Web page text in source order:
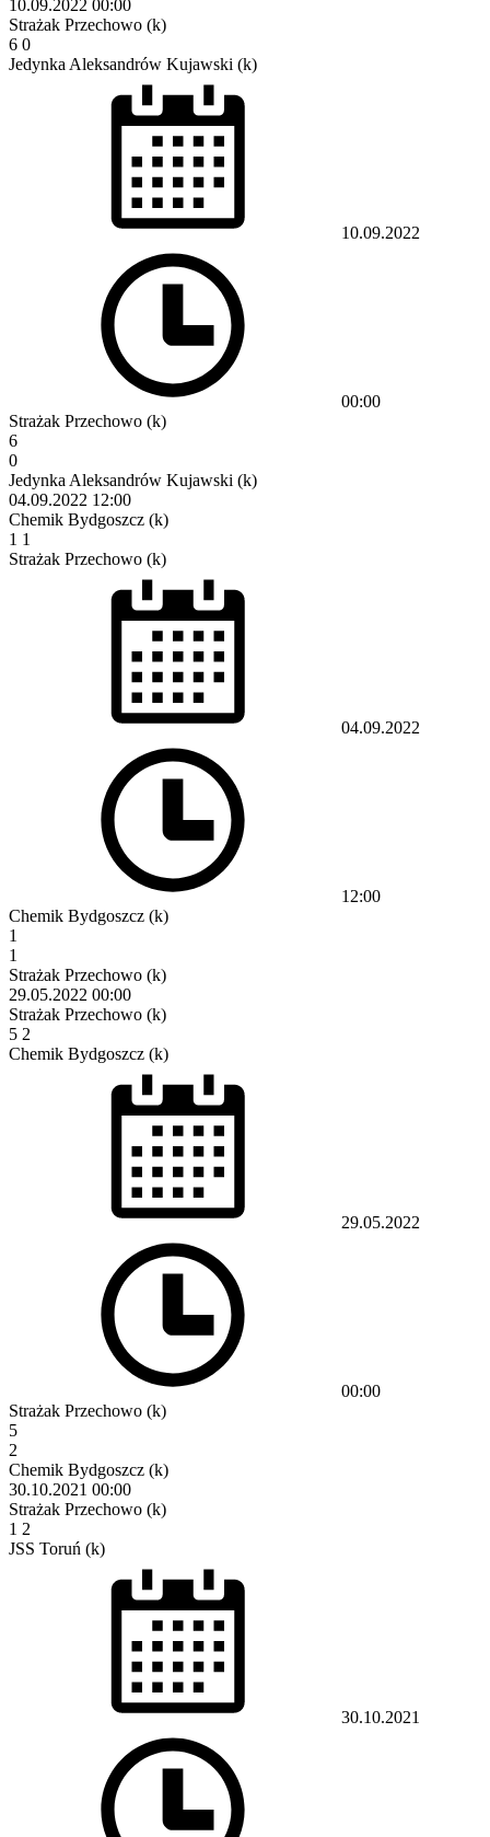
10.09.2022 00:00
Strażak Przechowo (k)
6 0
Jedynka Aleksandrów Kujawski (k)
10.09.2022
00:00
Strażak Przechowo (k)
6
0
Jedynka Aleksandrów Kujawski (k)
04.09.2022 12:00
Chemik Bydgoszcz (k)
1 1
Strażak Przechowo (k)
04.09.2022
12:00
Chemik Bydgoszcz (k)
1
1
Strażak Przechowo (k)
29.05.2022 00:00
Strażak Przechowo (k)
5 2
Chemik Bydgoszcz (k)
29.05.2022
00:00
Strażak Przechowo (k)
5
2
Chemik Bydgoszcz (k)
30.10.2021 00:00
Strażak Przechowo (k)
1 2
JSS Toruń (k)
30.10.2021